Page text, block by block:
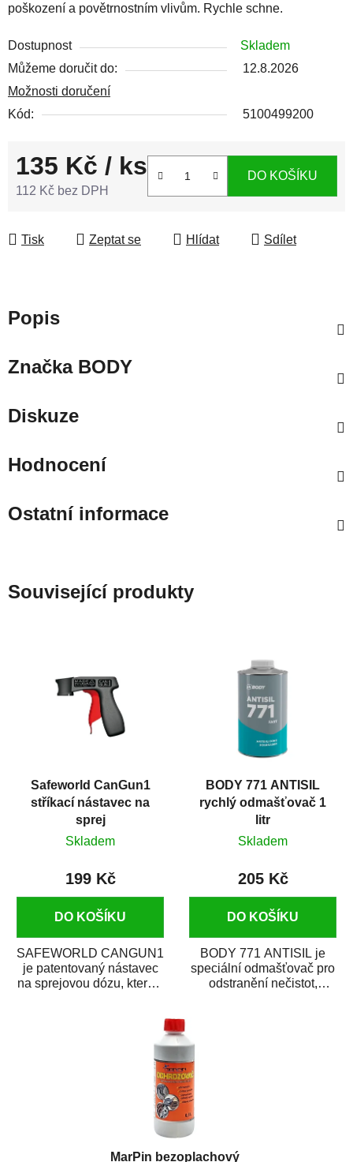
poškození a povětrnostním vlivům. Rychle schne.
Dostupnost
Skladem
Můžeme doručit do:
12.8.2026
Možnosti doručení
Kód:
5100499200
135 Kč / ks
112 Kč bez DPH
DO KOŠÍKU
Tisk Zeptat se Hlídat Sdílet
Popis
ZnačkaBODY
Diskuze
Hodnocení
Ostatní informace
Související produkty
Safeworld CanGun1
stříkací nástavec na
sprej
Skladem
199 Kč
DO KOŠÍKU
SAFEWORLD CANGUN1
je patentovaný nástavec
na sprejovou dózu, který ji
BODY 771 ANTISIL
rychlý odmašťovač 1
litr
Skladem
205 Kč
DO KOŠÍKU
BODY 771 ANTISIL je
speciální odmašťovač pro
odstranění nečistot,
MarPin bezoplachový